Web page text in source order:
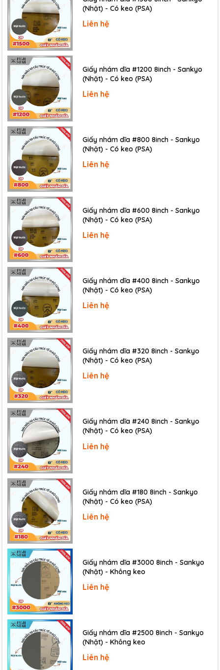
(Nhật) - Có keo (PSA)
Liên hệ
Giấy nhám dĩa #1200 8inch - Sankyo
(Nhật) - Có keo (PSA)
Liên hệ
Giấy nhám dĩa #800 8inch - Sankyo
(Nhật) - Có keo (PSA)
Liên hệ
Giấy nhám dĩa #600 8inch - Sankyo
(Nhật) - Có keo (PSA)
Liên hệ
Giấy nhám dĩa #400 8inch - Sankyo
(Nhật) - Có keo (PSA)
Liên hệ
Giấy nhám dĩa #320 8inch - Sankyo
(Nhật) - Có keo (PSA)
Liên hệ
Giấy nhám dĩa #240 8inch - Sankyo
(Nhật) - Có keo (PSA)
Liên hệ
Giấy nhám dĩa #180 8inch - Sankyo
(Nhật) - Có keo (PSA)
Liên hệ
Giấy nhám dĩa #3000 8inch - Sankyo
(Nhật) - Không keo
Liên hệ
Giấy nhám dĩa #2500 8inch - Sankyo
(Nhật) - Không keo
Liên hệ